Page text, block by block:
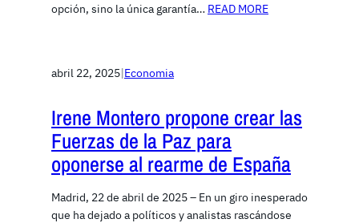
opción, sino la única garantía… READ MORE
abril 22, 2025|Economia
Irene Montero propone crear las
Fuerzas de la Paz para
oponerse al rearme de España
Madrid, 22 de abril de 2025 – En un giro inesperado
que ha dejado a políticos y analistas rascándose